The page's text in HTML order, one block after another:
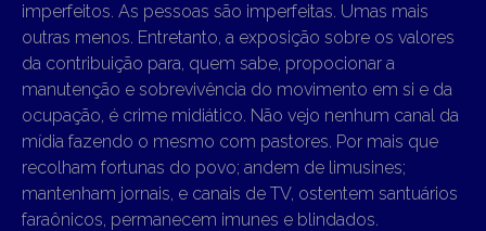
imperfeitos. As pessoas são imperfeitas. Umas mais
outras menos. Entretanto, a exposição sobre os valores
da contribuição para, quem sabe, propocionar a
manutenção e sobrevivência do movimento em si e da
ocupação, é crime midiático. Não vejo nenhum canal da
mídia fazendo o mesmo com pastores. Por mais que
recolham fortunas do povo; andem de limusines;
mantenham jornais, e canais de TV, ostentem santuários
faraônicos, permanecem imunes e blindados.